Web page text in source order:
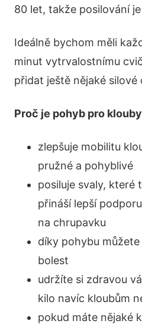
80 let, takže posilování
Ideálně bychom měli
minut vytrvalostnímu
přidat ještě nějaké silové
Proč je pohyb pro
zlepšuje mobilitu
pružné a pohyblivé
posiluje svaly, které
přináší lepší
na chrupavku
díky pohybu
bolest
udržíte si zdravou
kilo navíc kloubům
pokud máte nějaké